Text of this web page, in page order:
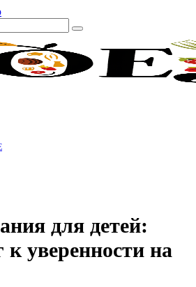
для детей:
уверенности на